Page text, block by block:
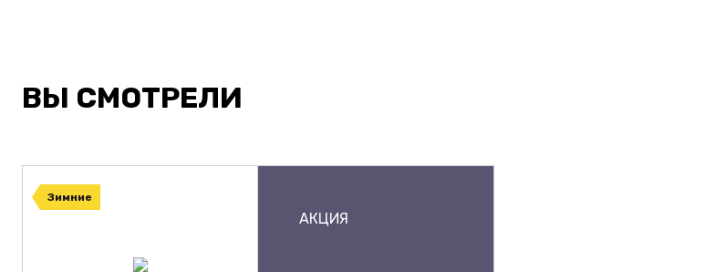
ВЫ СМОТРЕЛИ
Зимние
АКЦИЯ